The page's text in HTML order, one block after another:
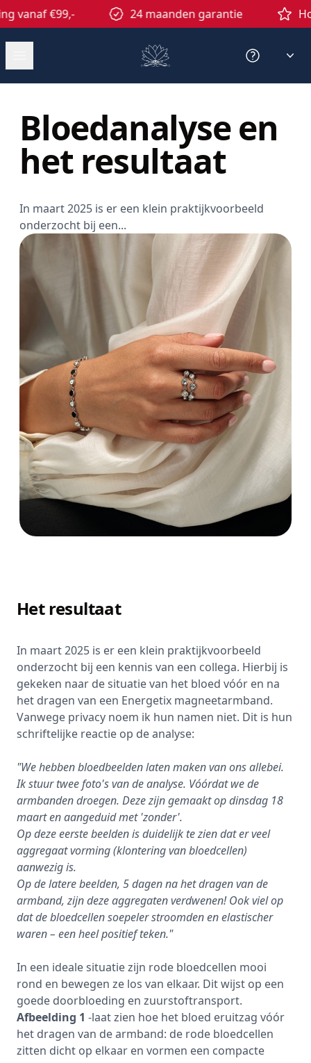
€99,- 24 maanden garantie
Contact
Bloedanalyse en
het resultaat
In maart 2025 is er een klein praktijkvoorbeeld
onderzocht bij een...
Het resultaat
In maart 2025 is er een klein praktijkvoorbeeld
onderzocht bij een kennis van een collega. Hierbij is
gekeken naar de situatie van het bloed vóór en na
het dragen van een Energetix magneetarmband.
Vanwege privacy noem ik hun namen niet. Dit is hun
schriftelijke reactie op de analyse:
"We hebben bloedbeelden laten maken van ons allebei.
Ik stuur twee foto's van de analyse. Vóórdat we de
armbanden droegen. Deze zijn gemaakt op dinsdag 18
maart en aangeduid met 'zonder'.
Op deze eerste beelden is duidelijk te zien dat er veel
aggregaat vorming (klontering van bloedcellen)
aanwezig is.
Op de latere beelden, 5 dagen na het dragen van de
armband, zijn deze aggregaten verdwenen! Ook viel op
dat de bloedcellen soepeler stroomden en elastischer
waren – een heel positief teken."
In een ideale situatie zijn rode bloedcellen mooi
rond en bewegen ze los van elkaar. Dit wijst op een
goede doorbloeding en zuurstoftransport.
Afbeelding 1 -laat zien hoe het bloed eruitzag vóór
het dragen van de armband: de rode bloedcellen
zitten dicht op elkaar en vormen een compacte